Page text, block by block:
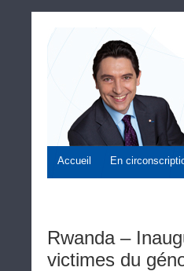
Accueil En
Rwanda –
victimes du